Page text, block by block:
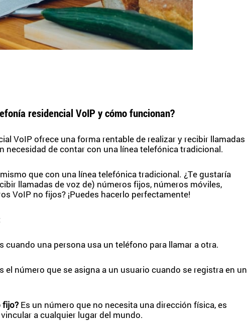
residencial VoIP y cómo funcionan?
VoIP ofrece una forma rentable de realizar y recibir llamadas
necesidad de contar con una línea telefónica tradicional.
que con una línea telefónica tradicional. ¿Te gustaría
llamadas de voz de) números fijos, números móviles,
VoIP no fijos? ¡Puedes hacerlo perfectamente!
cuando una persona usa un teléfono para llamar a otra.
el número que se asigna a un usuario cuando se registra en un
fijo? Es un número que no necesita una dirección física, es
a cualquier lugar del mundo.